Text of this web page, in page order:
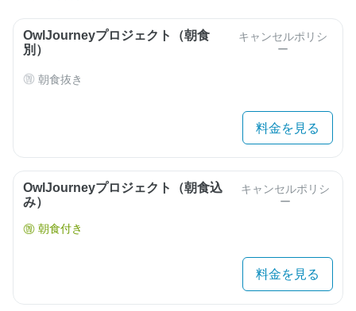
OwlJourneyプロジェクト（朝食
別）
キャンセルポリシ
ー
朝食抜き
料金を見る
OwlJourneyプロジェクト（朝食込
み）
キャンセルポリシ
ー
朝食付き
料金を見る